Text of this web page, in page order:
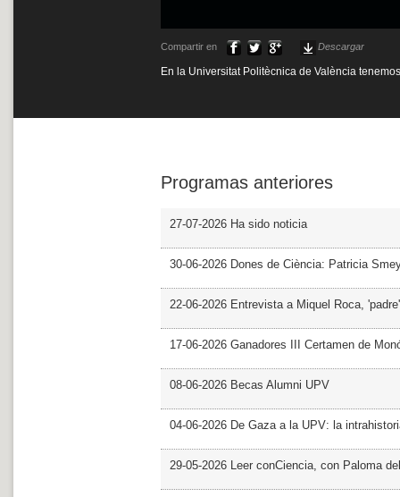
Compartir en Descargar
En la Universitat Politècnica de València
Programas anteriores
27-07-2026 Ha sido noticia
30-06-2026 Dones de Ciència: Patricia
22-06-2026 Entrevista a Miquel Roca,
17-06-2026 Ganadores III Certamen de
08-06-2026 Becas Alumni UPV
04-06-2026 De Gaza a la UPV: la
29-05-2026 Leer conCiencia, con Paloma